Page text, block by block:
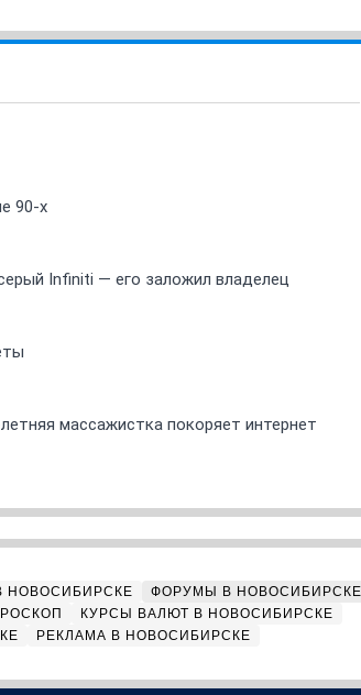
90-х
Infiniti — его заложил владелец
массажистка покоряет интернет
НОВОСИБИРСКЕ
ФОРУМЫ В НОВОСИБИРСКЕ
КУРСЫ ВАЛЮТ В НОВОСИБИРСКЕ
РЕКЛАМА В НОВОСИБИРСКЕ